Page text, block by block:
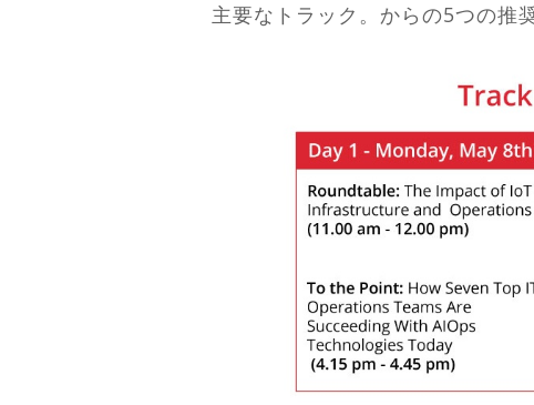
主要なトラック。からの5つの推